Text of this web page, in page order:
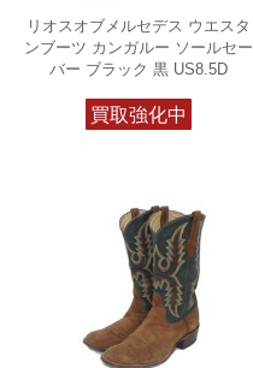
リオスオブメルセデス ウエスタ
ンブーツ カンガルー ソールセー
バー ブラック 黒 US8.5D
買取強化中